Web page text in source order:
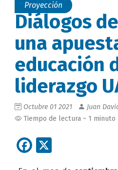
Proyección
Diálogos
una
educación
liderazgo
Octubre 01 2021
Juan
Tiempo de lectura ~ 1 minuto
Facebook